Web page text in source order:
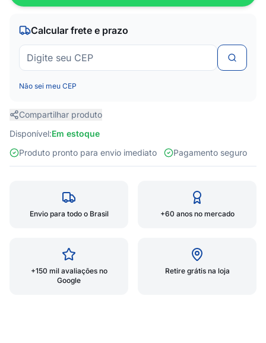
Calcular frete e prazo
Não sei meu CEP
Compartilhar produto
Disponível:Em estoque
Produto pronto para envio imediato
Pagamento seguro
Envio para todo o Brasil +60 anos no mercado
+150 mil avaliações no
Google
Retire grátis na loja